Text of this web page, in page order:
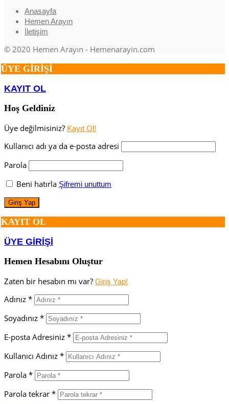
Anasayfa
Hemen Arayın
İletişim
© 2020 Hemen Arayın - Hemenarayin.com
ÜYE GİRİŞİ
KAYIT OL
Hoş Geldiniz
Üye değilmisiniz? Kayıt Ol!
Kullanıcı adı ya da e-posta adresi
Parola
Beni hatırla Şifremi unuttum
KAYIT OL
ÜYE GİRİŞİ
Hemen Hesabını Oluştur
Zaten bir hesabın mı var? Giriş Yap!
Adınız *
Soyadınız *
E-posta Adresiniz *
Kullanıcı Adınız *
Parola *
Parola tekrar *